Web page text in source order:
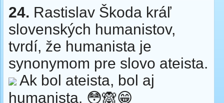
24. Rastislav Škoda kráľ
slovenských humanistov,
tvrdí, že humanista je
synonymom pre slovo ateista.
Ak bol ateista, bol aj
humanista. 😳🙈😁